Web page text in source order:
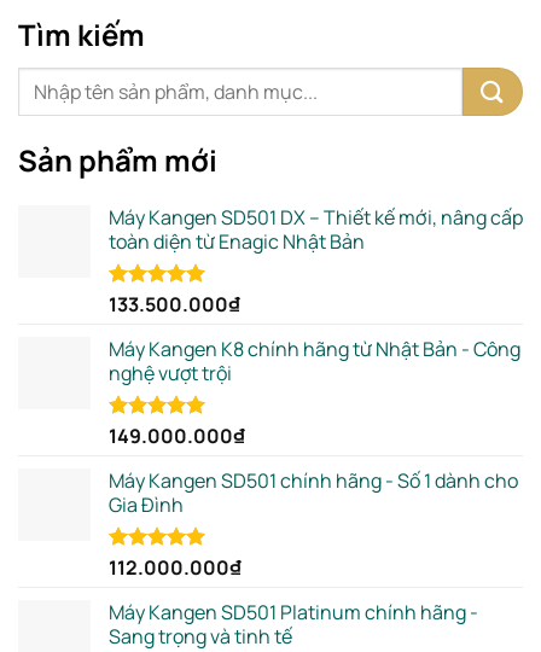
Tìm kiếm
Sản phẩm mới
Máy Kangen SD501 DX – Thiết kế mới, nâng cấp
toàn diện từ Enagic Nhật Bản
Rated5.00
133.500.000₫
Máy Kangen K8 chính hãng từ Nhật Bản - Công
nghệ vượt trội
Rated5.00
149.000.000₫
Máy Kangen SD501 chính hãng - Số 1 dành cho
Gia Đình
Rated5.00
112.000.000₫
Máy Kangen SD501 Platinum chính hãng -
Sang trọng và tinh tế